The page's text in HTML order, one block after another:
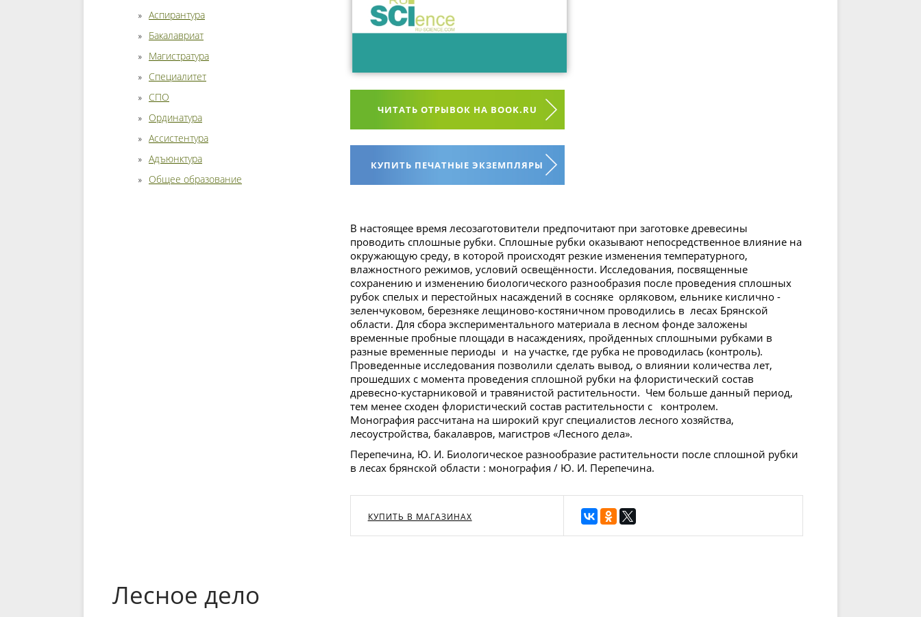
Аспирантура
Бакалавриат
Магистратура
Специалитет
СПО
Ординатура
Ассистентура
Адъюнктура
Общее образование
ЧИТАТЬ ОТРЫВОК НА BOOK.RU
КУПИТЬ ПЕЧАТНЫЕ ЭКЗЕМПЛЯРЫ
В настоящее время лесозаготовители предпочитают при заготовке древесины
проводить сплошные рубки. Сплошные рубки оказывают непосредственное влияние на
окружающую среду, в которой происходят резкие изменения температурного,
влажностного режимов, условий освещённости. Исследования, посвященные
сохранению и изменению биологического разнообразия после проведения сплошных
рубок спелых и перестойных насаждений в сосняке орляковом, ельнике кислично -
зеленчуковом, березняке лещиново-костяничном проводились в лесах Брянской
области. Для сбора экспериментального материала в лесном фонде заложены
временные пробные площади в насаждениях, пройденных сплошными рубками в
разные временные периоды и на участке, где рубка не проводилась (контроль).
Проведенные исследования позволили сделать вывод, о влиянии количества лет,
прошедших с момента проведения сплошной рубки на флористический состав
древесно-кустарниковой и травянистой растительности. Чем больше данный период,
тем менее сходен флористический состав растительности с контролем.
Монография рассчитана на широкий круг специалистов лесного хозяйства,
лесоустройства, бакалавров, магистров «Лесного дела».
Перепечина, Ю. И. Биологическое разнообразие растительности после сплошной рубки
в лесах брянской области : монография / Ю. И. Перепечина.
КУПИТЬ В МАГАЗИНАХ
Лесное дело